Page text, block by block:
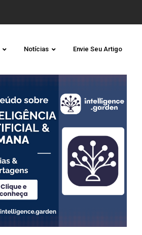
Notícias Envie Seu Artigo